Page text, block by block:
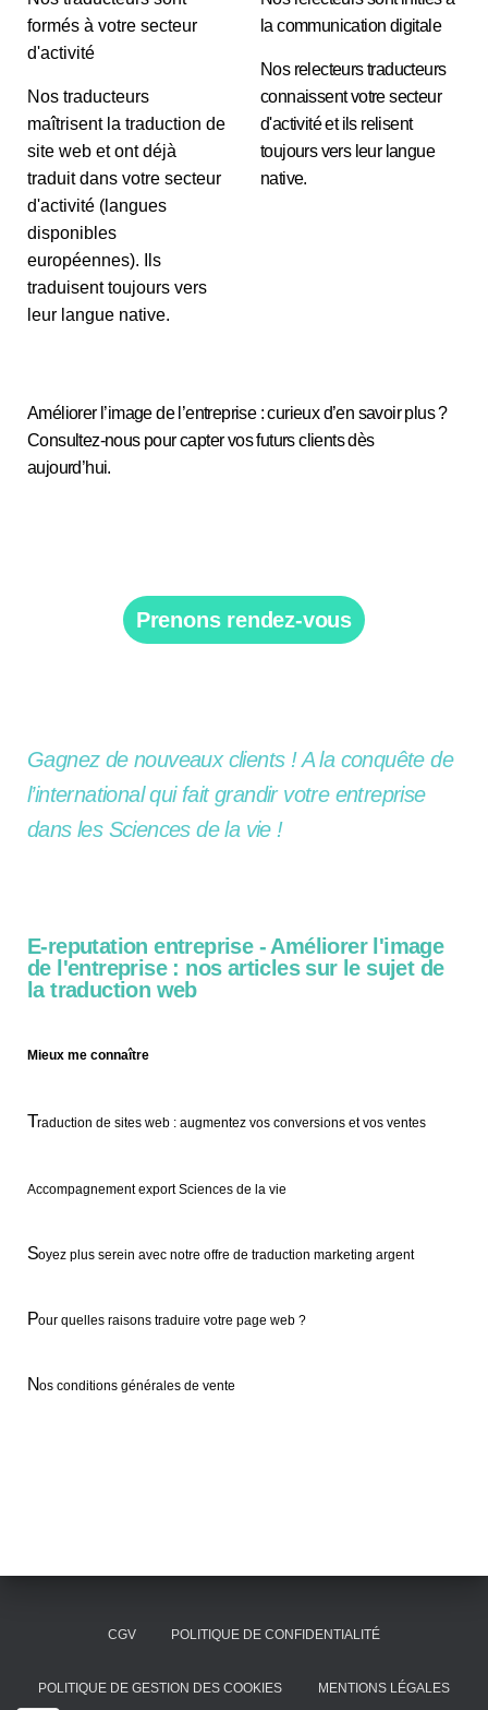
formés à votre secteur
d'activité
Nos traducteurs
maîtrisent la traduction de
site web et ont déjà
traduit dans votre secteur
d'activité (langues
disponibles
européennes). Ils
traduisent toujours vers
leur langue native.
la communication digitale
Nos relecteurs traducteurs
connaissent votre secteur
d'activité et ils relisent
toujours vers leur langue
native.
Améliorer l’image de l’entreprise : curieux d’en savoir plus ?
Consultez-nous pour capter vos futurs clients dès
aujourd’hui.
Prenons rendez-vous
Gagnez de nouveaux clients ! A la conquête de
l’international qui fait grandir votre entreprise
dans les Sciences de la vie !
E-reputation entreprise - Améliorer l'image
de l'entreprise : nos articles sur le sujet de
la traduction web
Mieux me connaître
Traduction de sites web : augmentez vos conversions et vos ventes
Accompagnement export Sciences de la vie
Soyez plus serein avec notre offre de traduction marketing argent
Pour quelles raisons traduire votre page web ?
Nos conditions générales de vente
CGV POLITIQUE DE CONFIDENTIALITÉ
POLITIQUE DE GESTION DES COOKIES MENTIONS LÉGALES